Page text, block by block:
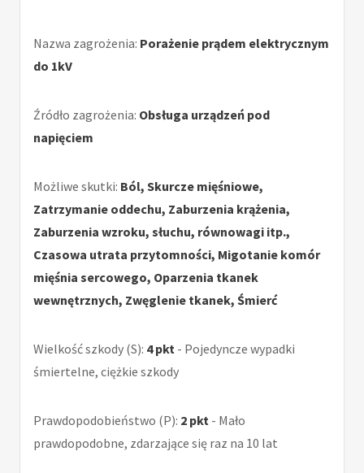
Nazwa zagrożenia: Porażenie prądem elektrycznym
do 1kV
Źródło zagrożenia: Obsługa urządzeń pod
napięciem
Możliwe skutki: Ból, Skurcze mięśniowe,
Zatrzymanie oddechu, Zaburzenia krążenia,
Zaburzenia wzroku, słuchu, równowagi itp.,
Czasowa utrata przytomności, Migotanie komór
mięśnia sercowego, Oparzenia tkanek
wewnętrznych, Zwęglenie tkanek, Śmierć
Wielkość szkody (S): 4 pkt - Pojedyncze wypadki
śmiertelne, ciężkie szkody
Prawdopodobieństwo (P): 2 pkt - Mało
prawdopodobne, zdarzające się raz na 10 lat